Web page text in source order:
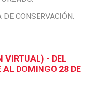
CONSERVACIÓN.
VIRTUAL) - DEL
AL DOMINGO 28 DE